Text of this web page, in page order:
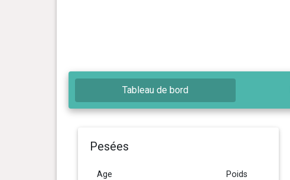
Tableau de bord
Pesées
Age Poids